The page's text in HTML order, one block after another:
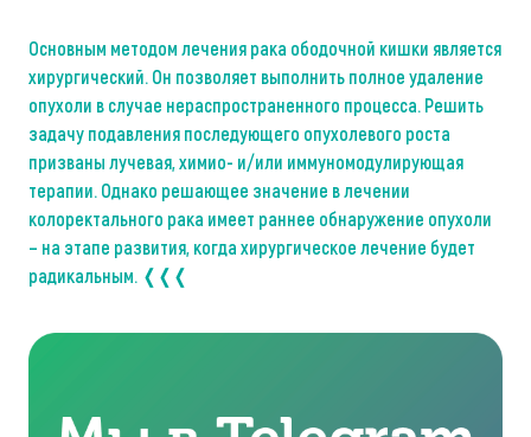
Основным методом лечения рака ободочной кишки является
хирургический. Он позволяет выполнить полное удаление
опухоли в случае нераспространенного процесса. Решить
задачу подавления последующего опухолевого роста
призваны лучевая, химио- и/или иммуномодулирующая
терапии. Однако решающее значение в лечении
колоректального рака имеет раннее обнаружение опухоли
– на этапе развития, когда хирургическое лечение будет
радикальным. ❬❬❬